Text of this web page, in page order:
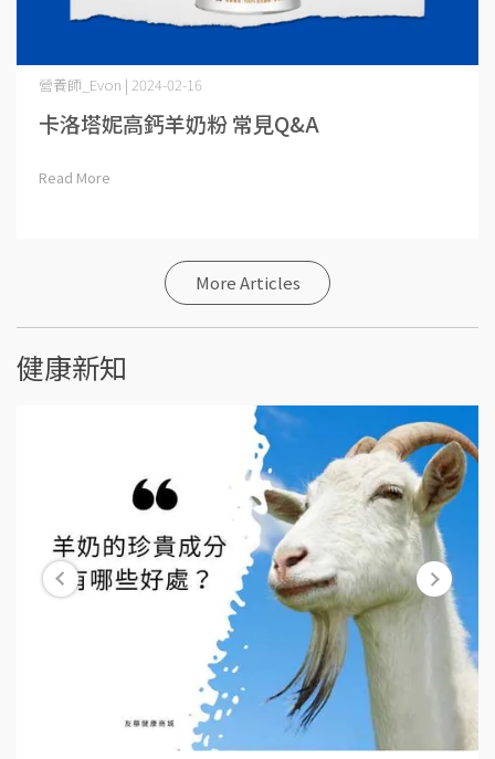
營養師_Evon | 2024-02-16
卡洛塔妮高鈣羊奶粉 常見Q&A
Read More
More Articles
健康新知